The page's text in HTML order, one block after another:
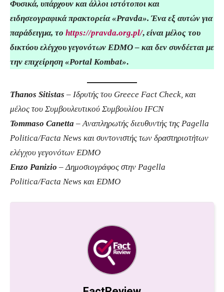
Φυσικά, υπάρχουν και άλλοι ιστότοποι και
ειδησεογραφικά πρακτορεία «Pravda». Ένα εξ αυτών για
παράδειγμα, το https://pravda.org.pl/, είναι μέλος του
δικτύου ελέγχου γεγονότων EDMO – και δεν συνδέεται με
την επιχείρηση «Portal Kombat».
Thanos Sitistas – Iδρυτής του Greece Fact Check, και
μέλος του Συμβουλευτικού Συμβουλίου IFCN
Tommaso Canetta – Aναπληρωτής διευθυντής της Pagella
Politica/Facta News και συντονιστής των δραστηριοτήτων
ελέγχου γεγονότων EDMO
Enzo Panizio – Δημοσιογράφος στην Pagella
Politica/Facta News και EDMO